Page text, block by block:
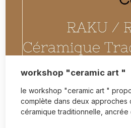
workshop "ceramic art "
le workshop "ceramic art "
complète dans deux approches
céramique traditionnelle, ancrée